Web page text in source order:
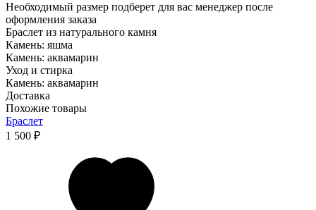
Необходимый размер подберет для вас менеджер после
оформления заказа
Браслет из натурального камня
Камень: яшма
Камень: аквамарин
Уход и стирка
Камень: аквамарин
Доставка
Похожие товары
Браслет
1 500 ₽